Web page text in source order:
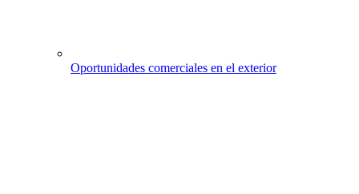
Oportunidades comerciales en el exterior